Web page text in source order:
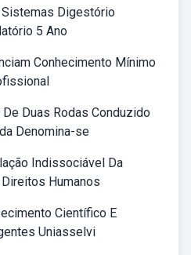
Sistemas Digestório
5 Ano
Conhecimento Mínimo
Duas Rodas Conduzido
Denomina-se
Indissociável Da
Humanos
Científico E
Uniasselvi